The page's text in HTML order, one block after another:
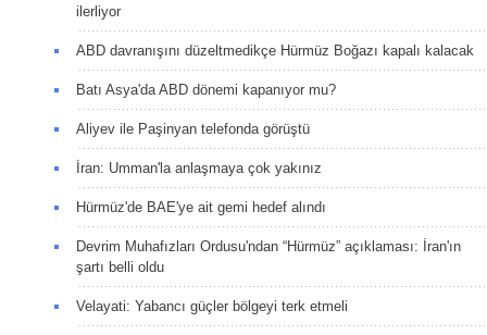
ilerliyor
ABD davranışını düzeltmedikçe Hürmüz Boğazı kapalı kalacak
Batı Asya'da ABD dönemi kapanıyor mu?
Aliyev ile Paşinyan telefonda görüştü
İran: Umman'la anlaşmaya çok yakınız
Hürmüz'de BAE'ye ait gemi hedef alındı
Devrim Muhafızları Ordusu'ndan “Hürmüz” açıklaması: İran'ın
şartı belli oldu
Velayati: Yabancı güçler bölgeyi terk etmeli